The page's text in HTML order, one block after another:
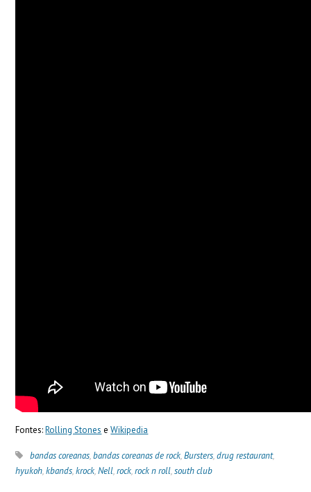
Fontes:Rolling Stones eWikipedia
bandas coreanas,bandas coreanas de rock,Bursters,drug restaurant,
hyukoh,kbands,krock,Nell,rock,rock n roll,south club